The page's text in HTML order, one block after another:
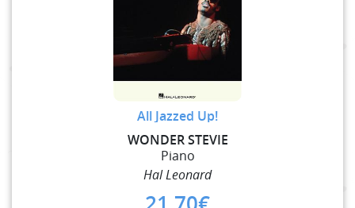
All Jazzed Up!
WONDER STEVIE
Piano
Hal Leonard